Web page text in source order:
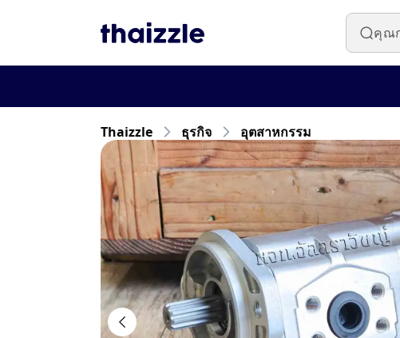
Thaizzle ธุรกิจ อุตสาหกรรม